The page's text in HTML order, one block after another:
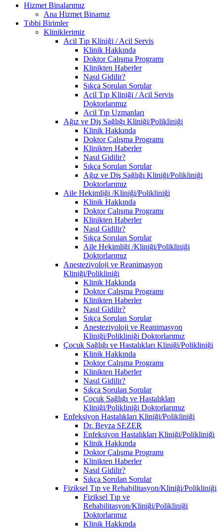
Hizmet Binalarımız
Ana Hizmet Binamız
Tıbbi Birimler
Kliniklerimiz
Acil Tıp Kliniği / Acil Servis
Klinik Hakkında
Doktor Çalışma Programı
Klinikten Haberler
Nasıl Gidilir?
Sıkça Sorulan Sorular
Acil Tıp Kliniği / Acil Servis
Doktorlarımız
Acil Tıp Uzmanları
Ağız ve Diş Sağlığı Kliniği/Polikliniği
Klinik Hakkında
Doktor Çalışma Programı
Klinikten Haberler
Nasıl Gidilir?
Sıkça Sorulan Sorular
Ağız ve Diş Sağlığı Kliniği/Polikliniği
Doktorlarımız
Aile Hekimliği /Kliniği/Polikliniği
Klinik Hakkında
Doktor Çalışma Programı
Klinikten Haberler
Nasıl Gidilir?
Sıkça Sorulan Sorular
Aile Hekimliği /Kliniği/Polikliniği
Doktorlarımız
Anesteziyoloji ve Reanimasyon
Kliniği/Polikliniği
Klinik Hakkında
Doktor Çalışma Programı
Klinikten Haberler
Nasıl Gidilir?
Sıkça Sorulan Sorular
Anesteziyoloji ve Reanimasyon
Kliniği/Polikliniği Doktorlarımız
Çocuk Sağlığı ve Hastalıkları Kliniği/Polikliniği
Klinik Hakkında
Doktor Çalışma Programı
Klinikten Haberler
Nasıl Gidilir?
Sıkça Sorulan Sorular
Çocuk Sağlığı ve Hastalıkları
Kliniği/Polikliniği Doktorlarımız
Enfeksiyon Hastalıkları Kliniği/Polikliniği
Dr. Beyza SEZER
Enfeksiyon Hastalıkları Kliniği/Polikliniği
Klinik Hakkında
Doktor Çalışma Programı
Klinikten Haberler
Nasıl Gidilir?
Sıkça Sorulan Sorular
Fiziksel Tıp ve Rehabilitasyon/Kliniği/Polikliniği
Fiziksel Tıp ve
Rehabilitasyon/Kliniği/Polikliniği
Doktorlarımız
Klinik Hakkında